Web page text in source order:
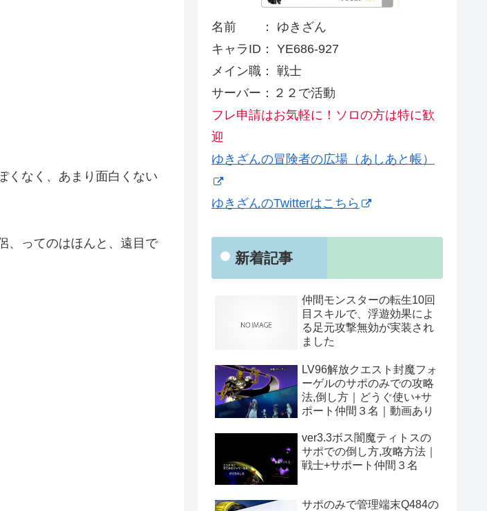
くなく、あまり面白くない
、ってのはほんと、遠目で
名前 ： ゆきざん
キャラID： YE686-927
メイン職： 戦士
サーバー：２２で活動
フレ申請はお気軽に！ソロの方は特に歓
迎
ゆきざんの冒険者の広場（あしあと帳）
ゆきざんのTwitterはこちら
新着記事
仲間モンスターの転生10回
目スキルで、浮遊効果によ
る足元攻撃無効が実装され
ました
LV96解放クエスト封魔フォ
ーゲルのサポのみでの攻略
法,倒し方｜どうぐ使い+サ
ポート仲間３名｜動画あり
ver3.3ボス闇魔ティトスの
サポでの倒し方,攻略方法｜
戦士+サポート仲間３名
サポのみで管理端末Q484の